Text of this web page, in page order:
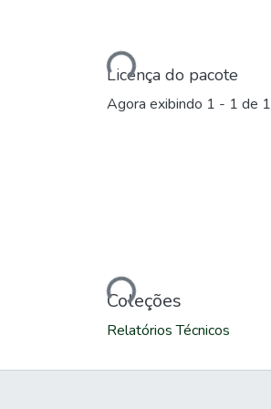
Carregando...
Licença do pacote
Agora exibindo 1 - 1 de 1
Carregando...
Coleções
Relatórios Técnicos